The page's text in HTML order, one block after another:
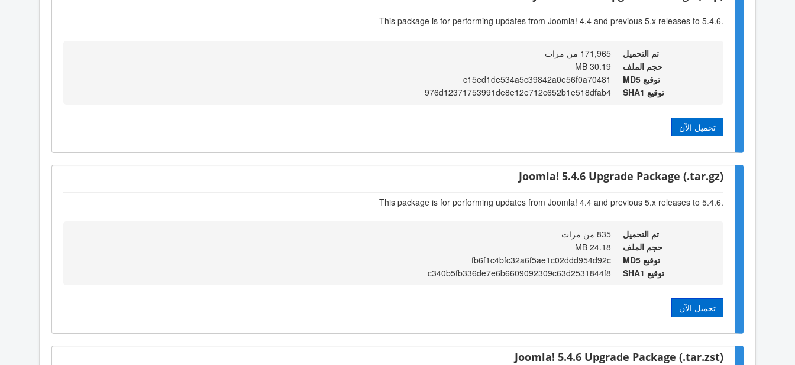
This package is for performing updates from Joomla! 4.4 and previous 5.x releases to 5.4.6.
تم التحميل
171,965 من مرات
حجم الملف
30.19 MB
توقيع MD5
c15ed1de534a5c39842a0e56f0a70481
توقيع SHA1
976d12371753991de8e12e712c652b1e518dfab4
تحميل الآن
Joomla! 5.4.6 Upgrade Package (.tar.gz)
This package is for performing updates from Joomla! 4.4 and previous 5.x releases to 5.4.6.
تم التحميل
835 من مرات
حجم الملف
24.18 MB
توقيع MD5
fb6f1c4bfc32a6f5ae1c02ddd954d92c
توقيع SHA1
c340b5fb336de7e6b6609092309c63d2531844f8
تحميل الآن
Joomla! 5.4.6 Upgrade Package (.tar.zst)